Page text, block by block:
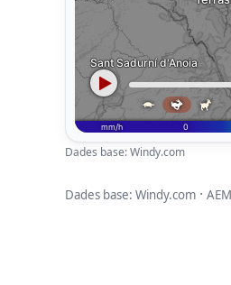
Dades base: Windy.com
Dades base: Windy.com ·